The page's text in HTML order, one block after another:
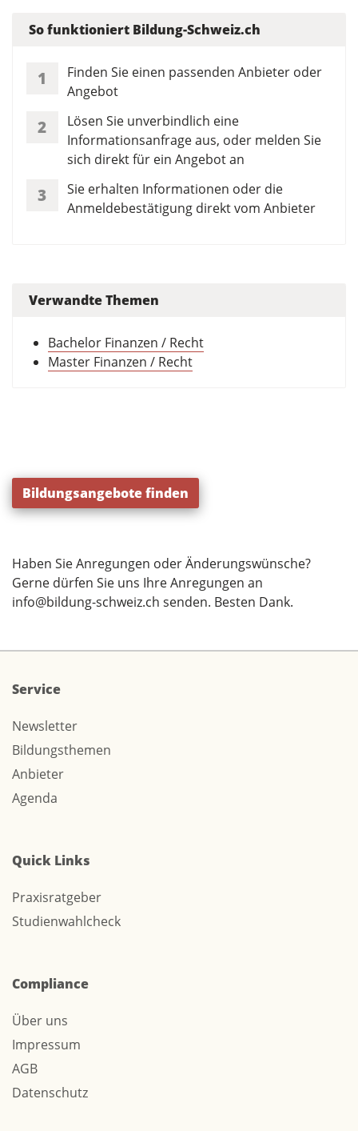
So funktioniert Bildung-Schweiz.ch
1
Finden Sie einen passenden Anbieter oder
Angebot
2
Lösen Sie unverbindlich eine
Informationsanfrage aus, oder melden Sie
sich direkt für ein Angebot an
3
Sie erhalten Informationen oder die
Anmeldebestätigung direkt vom Anbieter
Verwandte Themen
Bachelor Finanzen / Recht
Master Finanzen / Recht
Bildungsangebote finden
Haben Sie Anregungen oder Änderungswünsche?
Gerne dürfen Sie uns Ihre Anregungen an
info@bildung-schweiz.ch senden. Besten Dank.
Service
Newsletter
Bildungsthemen
Anbieter
Agenda
Quick Links
Praxisratgeber
Studienwahlcheck
Compliance
Über uns
Impressum
AGB
Datenschutz